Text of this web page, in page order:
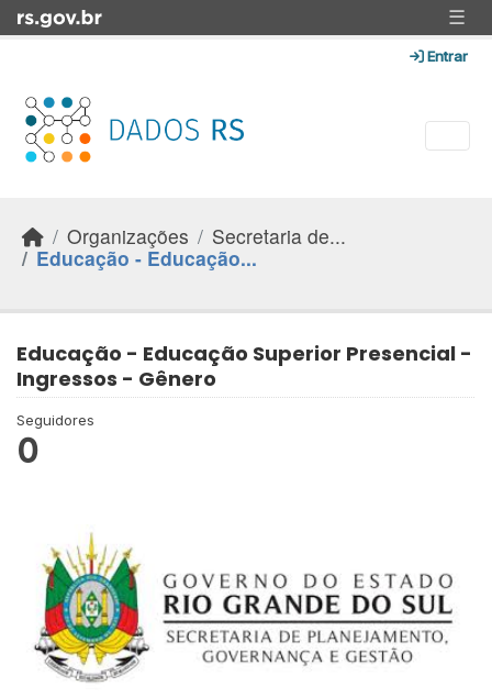
Skip to main content ☰
Entrar
Organizações
Secretaria de...
Educação - Educação...
Educação - Educação Superior Presencial -
Ingressos - Gênero
Seguidores
0